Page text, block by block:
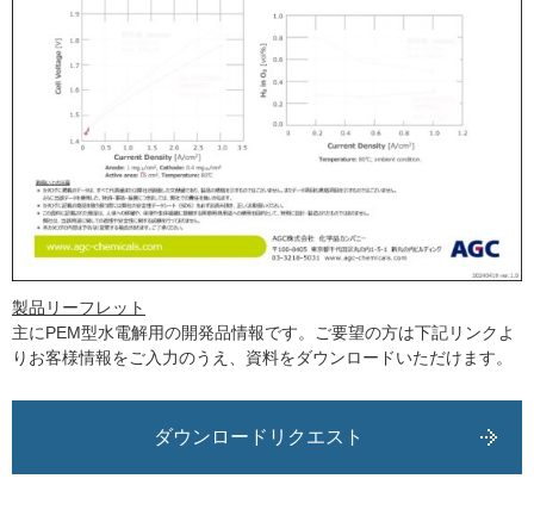
製品リーフレット
主にPEM型水電解用の開発品情報です。ご要望の方は下記リンクよ
りお客様情報をご入力のうえ、資料をダウンロードいただけます。
ダウンロードリクエスト